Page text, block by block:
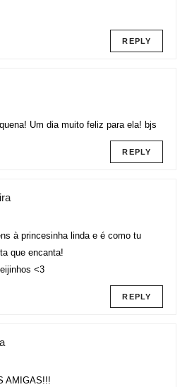
REPLY
Um dia muito feliz para ela! bjs
REPLY
à princesinha linda e é como tu
que encanta!
<3
REPLY
AMIGAS!!!